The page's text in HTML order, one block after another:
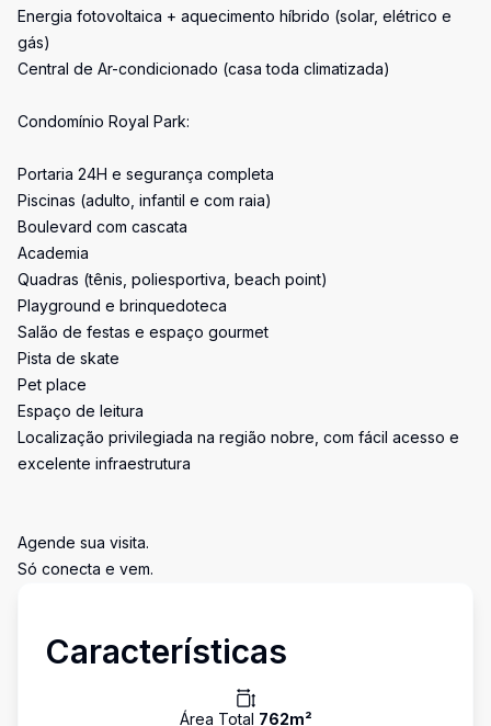
Energia fotovoltaica + aquecimento híbrido (solar, elétrico e
gás)
Central de Ar-condicionado (casa toda climatizada)
Condomínio Royal Park:
Portaria 24H e segurança completa
Piscinas (adulto, infantil e com raia)
Boulevard com cascata
Academia
Quadras (tênis, poliesportiva, beach point)
Playground e brinquedoteca
Salão de festas e espaço gourmet
Pista de skate
Pet place
Espaço de leitura
Localização privilegiada na região nobre, com fácil acesso e
excelente infraestrutura
Agende sua visita.
Só conecta e vem.
Características
Área Total 762m²